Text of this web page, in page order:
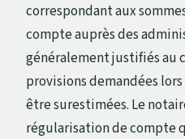
correspondant aux
compte auprès des
généralement justifiés au
provisions demandées
être surestimées. Le
régularisation de compte